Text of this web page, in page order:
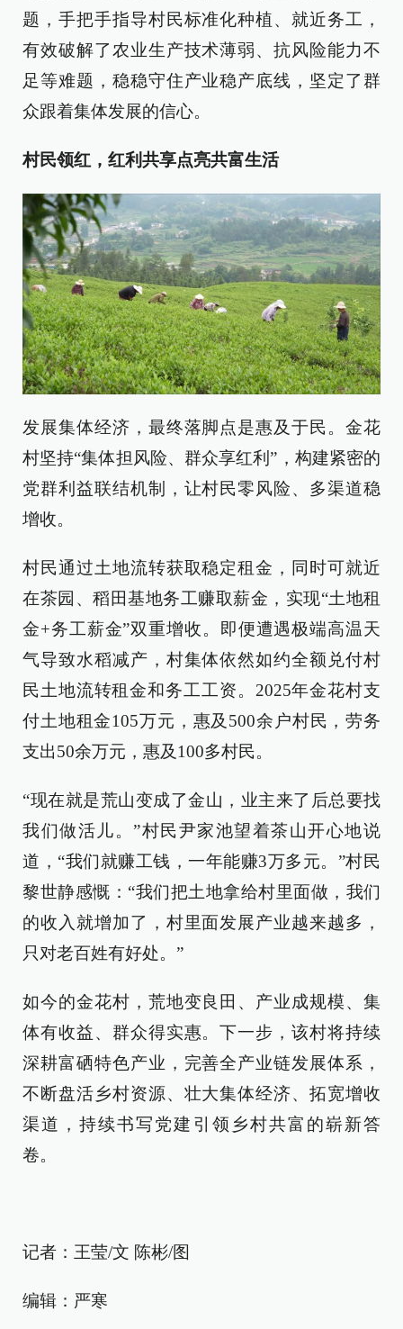
题，手把手指导村民标准化种植、就近务工，
有效破解了农业生产技术薄弱、抗风险能力不
足等难题，稳稳守住产业稳产底线，坚定了群
众跟着集体发展的信心。
村民领红，红利共享点亮共富生活
发展集体经济，最终落脚点是惠及于民。金花
村坚持“集体担风险、群众享红利”，构建紧密的
党群利益联结机制，让村民零风险、多渠道稳
增收。
村民通过土地流转获取稳定租金，同时可就近
在茶园、稻田基地务工赚取薪金，实现“土地租
金+务工薪金”双重增收。即便遭遇极端高温天
气导致水稻减产，村集体依然如约全额兑付村
民土地流转租金和务工工资。2025年金花村支
付土地租金105万元，惠及500余户村民，劳务
支出50余万元，惠及100多村民。
“现在就是荒山变成了金山，业主来了后总要找
我们做活儿。”村民尹家池望着茶山开心地说
道，“我们就赚工钱，一年能赚3万多元。”村民
黎世静感慨：“我们把土地拿给村里面做，我们
的收入就增加了，村里面发展产业越来越多，
只对老百姓有好处。”
如今的金花村，荒地变良田、产业成规模、集
体有收益、群众得实惠。下一步，该村将持续
深耕富硒特色产业，完善全产业链发展体系，
不断盘活乡村资源、壮大集体经济、拓宽增收
渠道，持续书写党建引领乡村共富的崭新答
卷。
记者：王莹/文 陈彬/图
编辑：严寒